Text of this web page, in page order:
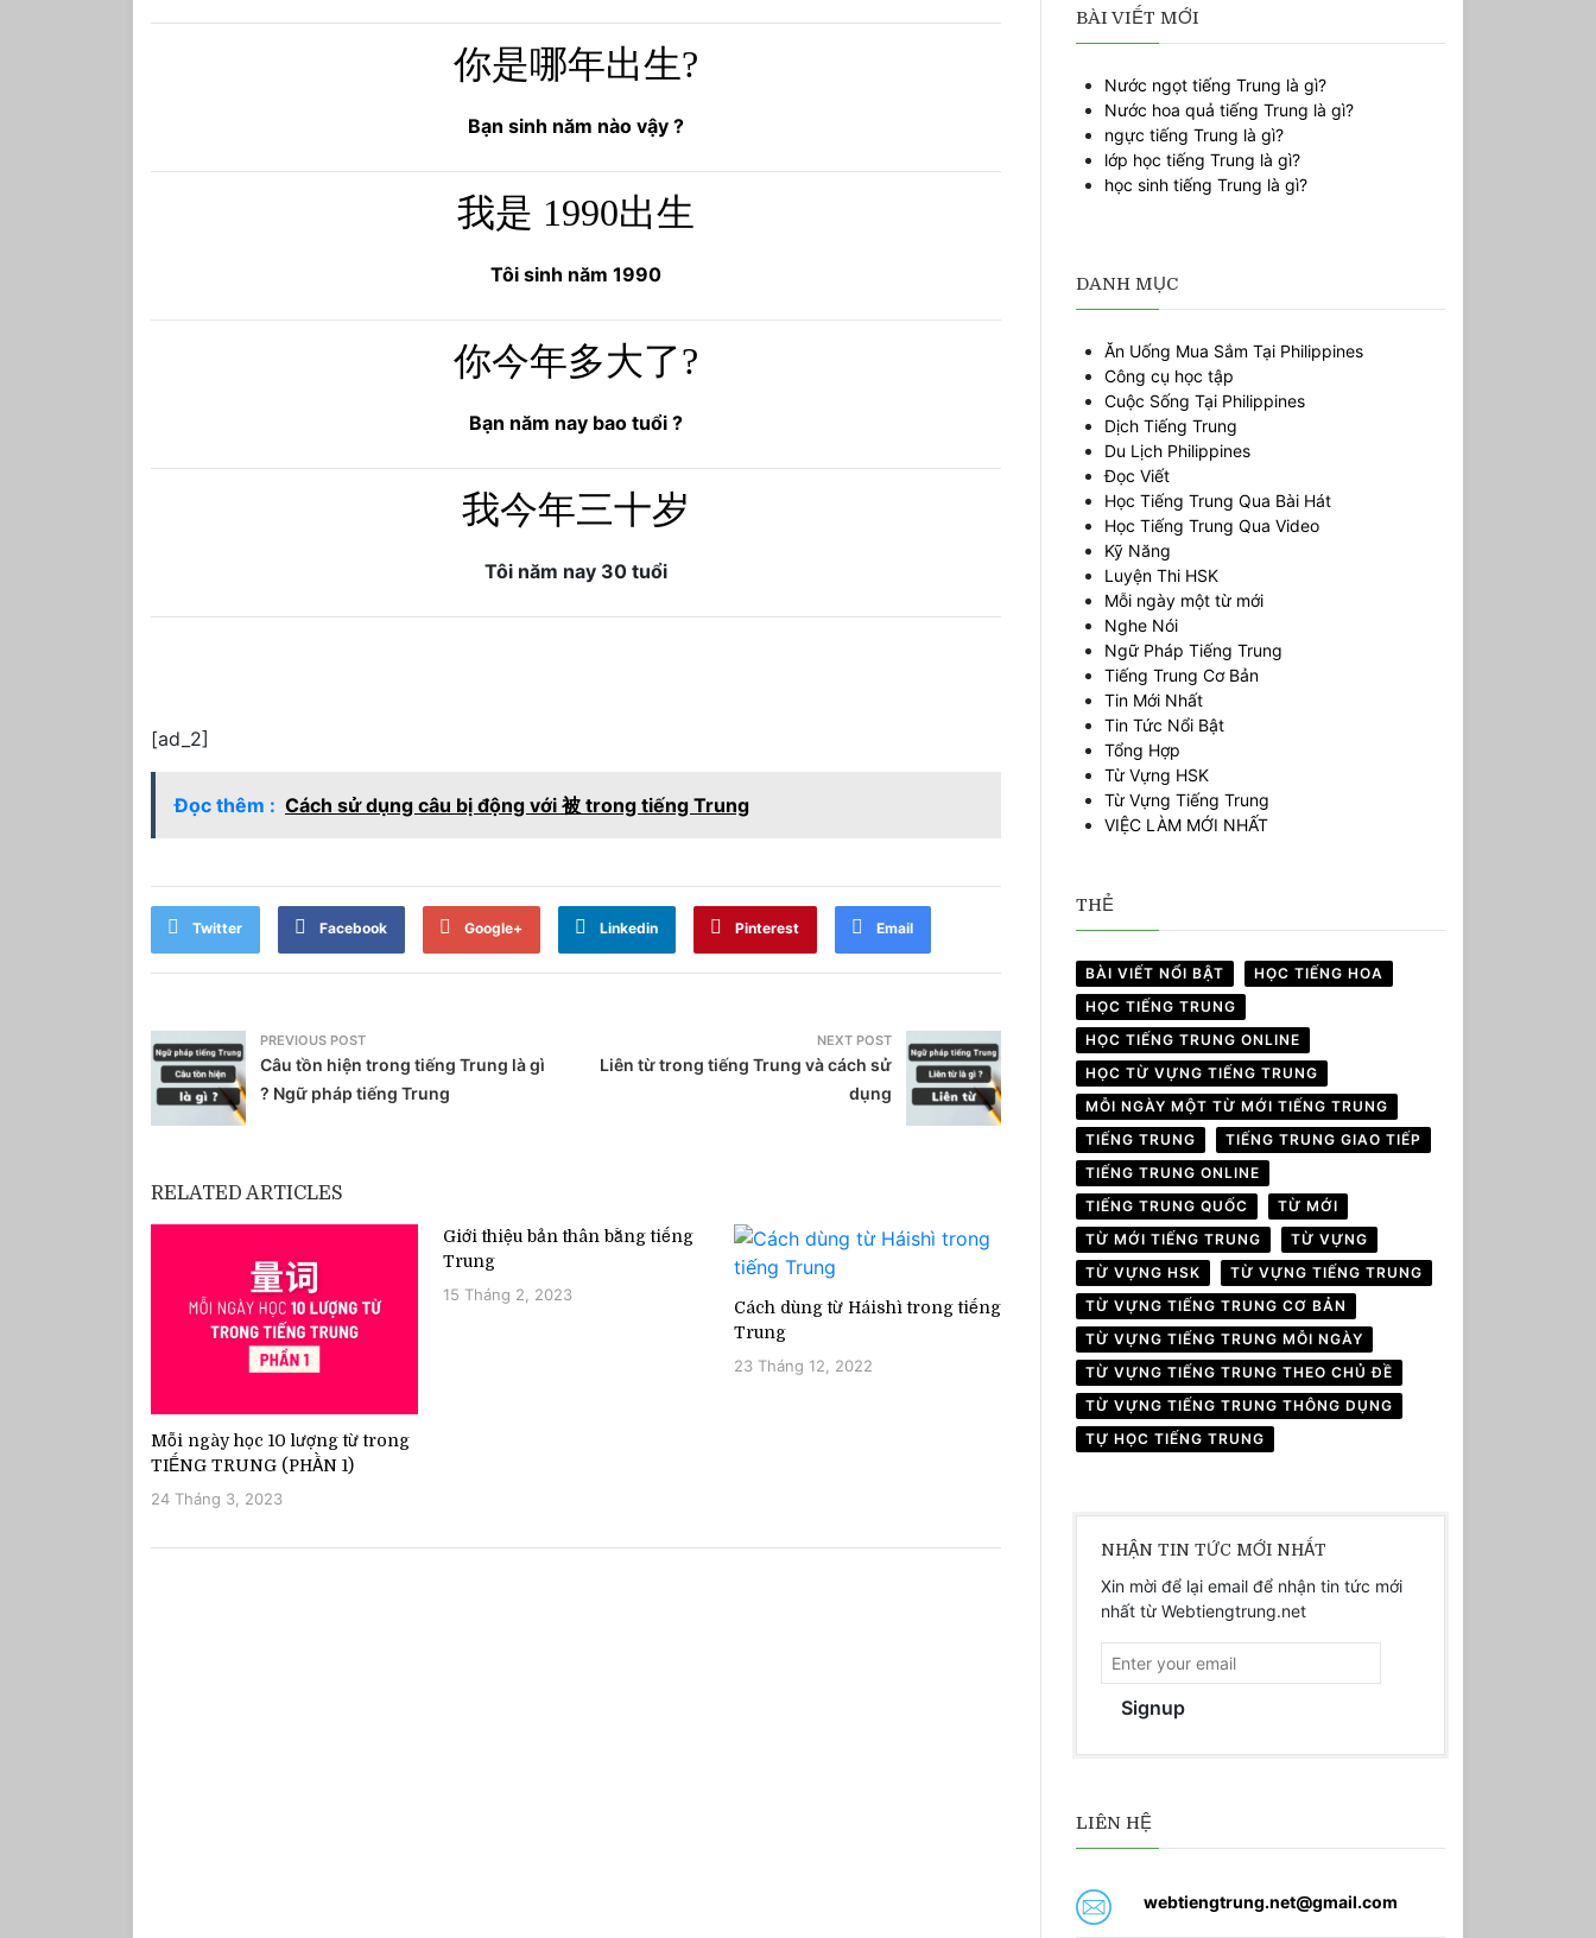
你是哪年出生?
Bạn sinh năm nào vậy ?
我是 1990出生
Tôi sinh năm 1990
你今年多大了?
Bạn năm nay bao tuổi ?
我今年三十岁
Tôi năm nay 30 tuổi
[ad_2]
Đọc thêm : Cách sử dụng câu bị động với 被 trong tiếng Trung
Twitter Facebook Google+ Linkedin Pinterest Email
PREVIOUS POST
Câu tồn hiện trong tiếng Trung là gì
? Ngữ pháp tiếng Trung
NEXT POST
Liên từ trong tiếng Trung và cách sử
dụng
RELATED ARTICLES
Mỗi ngày học 10 lượng từ trong
TIẾNG TRUNG (PHẦN 1)
24 Tháng 3, 2023
Giới thiệu bản thân bằng tiếng
Trung
15 Tháng 2, 2023
Cách dùng từ Háishì trong tiếng
Trung
23 Tháng 12, 2022
BÀI VIẾT MỚI
Nước ngọt tiếng Trung là gì?
Nước hoa quả tiếng Trung là gì?
ngực tiếng Trung là gì?
lớp học tiếng Trung là gì?
học sinh tiếng Trung là gì?
DANH MỤC
Ăn Uống Mua Sắm Tại Philippines
Công cụ học tập
Cuộc Sống Tại Philippines
Dịch Tiếng Trung
Du Lịch Philippines
Đọc Viết
Học Tiếng Trung Qua Bài Hát
Học Tiếng Trung Qua Video
Kỹ Năng
Luyện Thi HSK
Mỗi ngày một từ mới
Nghe Nói
Ngữ Pháp Tiếng Trung
Tiếng Trung Cơ Bản
Tin Mới Nhất
Tin Tức Nổi Bật
Tổng Hợp
Từ Vựng HSK
Từ Vựng Tiếng Trung
VIỆC LÀM MỚI NHẤT
THẺ
BÀI VIẾT NỔI BẬT
HỌC TIẾNG HOA
HỌC TIẾNG TRUNG
HỌC TIẾNG TRUNG ONLINE
HỌC TỪ VỰNG TIẾNG TRUNG
MỖI NGÀY MỘT TỪ MỚI TIẾNG TRUNG
TIẾNG TRUNG
TIẾNG TRUNG GIAO TIẾP
TIẾNG TRUNG ONLINE
TIẾNG TRUNG QUỐC
TỪ MỚI
TỪ MỚI TIẾNG TRUNG
TỪ VỰNG
TỪ VỰNG HSK
TỪ VỰNG TIẾNG TRUNG
TỪ VỰNG TIẾNG TRUNG CƠ BẢN
TỪ VỰNG TIẾNG TRUNG MỖI NGÀY
TỪ VỰNG TIẾNG TRUNG THEO CHỦ ĐỀ
TỪ VỰNG TIẾNG TRUNG THÔNG DỤNG
TỰ HỌC TIẾNG TRUNG
NHẬN TIN TỨC MỚI NHẤT
Xin mời để lại email để nhận tin tức mới
nhất từ Webtiengtrung.net
Signup
LIÊN HỆ
webtiengtrung.net@gmail.com